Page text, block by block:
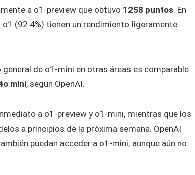
a o1-preview que obtuvo 1258 puntos. En
o1 (92.4%) tienen un rendimiento ligeramente
de o1-mini en otras áreas es comparable
mini, según OpenAI.
a o1-preview y o1-mini, mientras que los
a principios de la próxima semana. OpenAI
puedan acceder a o1-mini, aunque aún no